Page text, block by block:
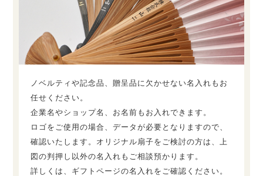
ノベルティや記念品、贈呈品に欠かせない名入れもお
任せください。
企業名やショップ名、お名前もお入れできます。
ロゴをご使用の場合、データが必要となりますので、
確認いたします。オリジナル扇子をご検討の方は、上
図の判押し以外の名入れもご相談預かります。
詳しくは、ギフトページの名入れをご確認ください。